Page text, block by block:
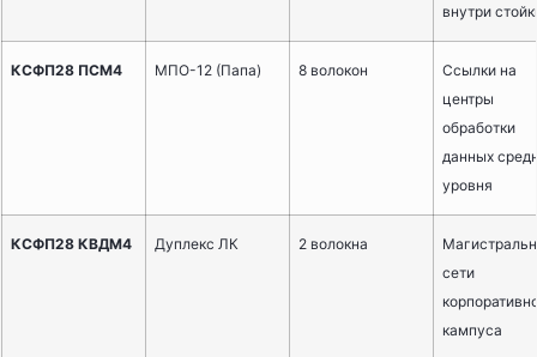
внутри
КСФП28 ПСМ4 МПО-12 (Папа) 8 волокон
Ссылки на
центры
обработки
данных
уровня
КСФП28 КВДМ4 Дуплекс ЛК 2 волокна
сети
кампуса